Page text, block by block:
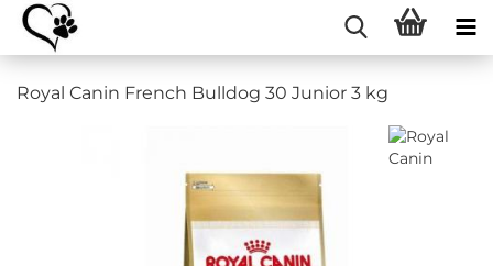
Royal Canin French Bulldog 30 Junior 3 kg